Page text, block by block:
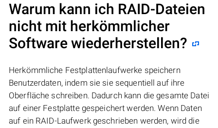
Warum kann ich RAID-Dateien
nicht mit herkömmlicher
Software wiederherstellen?
Herkömmliche Festplattenlaufwerke speichern
Benutzerdaten, indem sie sie sequentiell auf ihre
Oberfläche schreiben. Dadurch kann die gesamte Datei
auf einer Festplatte gespeichert werden. Wenn Daten
auf ein RAID-Laufwerk geschrieben werden, wird die